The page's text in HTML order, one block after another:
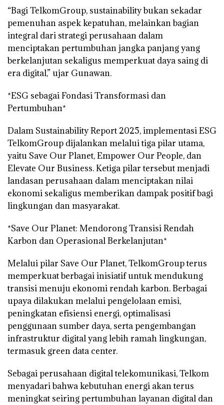
“Bagi TelkomGroup, sustainability bukan sekadar
pemenuhan aspek kepatuhan, melainkan bagian
integral dari strategi perusahaan dalam
menciptakan pertumbuhan jangka panjang yang
berkelanjutan sekaligus memperkuat daya saing di
era digital,” ujar Gunawan.
*ESG sebagai Fondasi Transformasi dan
Pertumbuhan*
Dalam Sustainability Report 2025, implementasi ESG
TelkomGroup dijalankan melalui tiga pilar utama,
yaitu Save Our Planet, Empower Our People, dan
Elevate Our Business. Ketiga pilar tersebut menjadi
landasan perusahaan dalam menciptakan nilai
ekonomi sekaligus memberikan dampak positif bagi
lingkungan dan masyarakat.
*Save Our Planet: Mendorong Transisi Rendah
Karbon dan Operasional Berkelanjutan*
Melalui pilar Save Our Planet, TelkomGroup terus
memperkuat berbagai inisiatif untuk mendukung
transisi menuju ekonomi rendah karbon. Berbagai
upaya dilakukan melalui pengelolaan emisi,
peningkatan efisiensi energi, optimalisasi
penggunaan sumber daya, serta pengembangan
infrastruktur digital yang lebih ramah lingkungan,
termasuk green data center.
Sebagai perusahaan digital telekomunikasi, Telkom
menyadari bahwa kebutuhan energi akan terus
meningkat seiring pertumbuhan layanan digital dan